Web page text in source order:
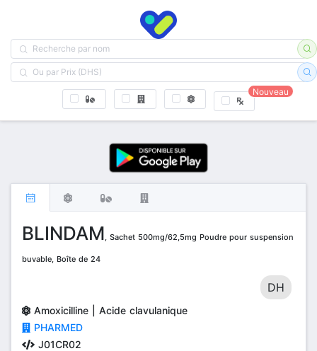
Nouveau
BLINDAM, Sachet 500mg/62,5mg Poudre pour suspension
buvable, Boîte de 24
DH
Amoxicilline | Acide clavulanique
PHARMED
J01CR02